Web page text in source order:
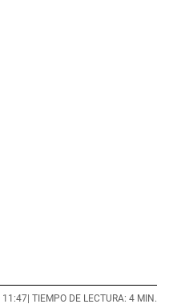
11:47| TIEMPO DE LECTURA: 4 MIN.